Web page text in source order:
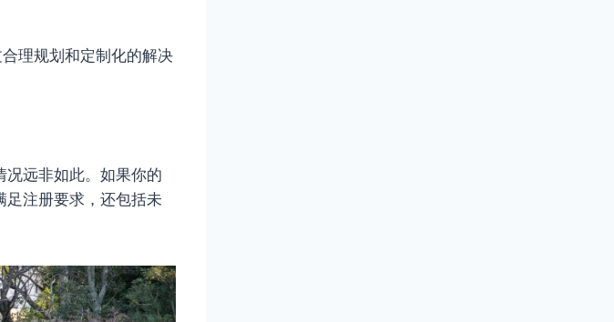
理规划和定制化的解决
远非如此。如果你的
足注册要求，还包括未